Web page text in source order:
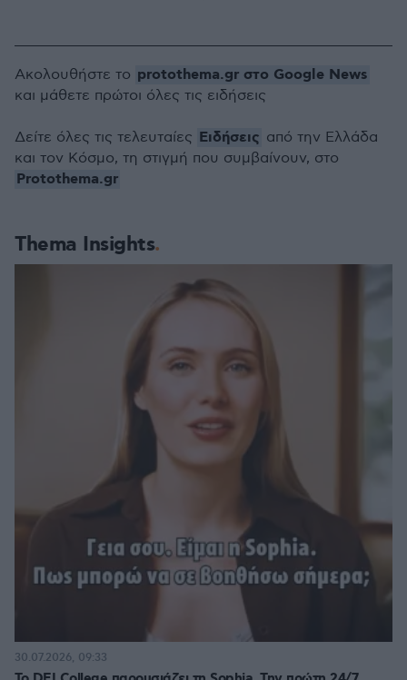
Thema Insights
30.07.2026, 09:33
Ακολουθήστε το protothema.gr στο Google News
και μάθετε πρώτοι όλες τις ειδήσεις
Δείτε όλες τις τελευταίες Ειδήσεις από την Ελλάδα
και τον Κόσμο, τη στιγμή που συμβαίνουν, στο
Protothema.gr